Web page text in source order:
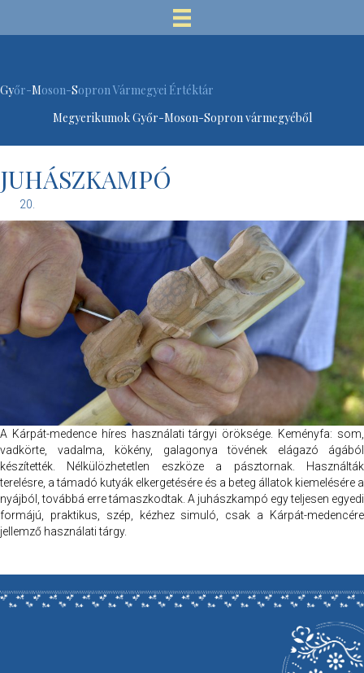
Győr-Moson-Sopron Vármegyei Értéktár
Megyerikumok Győr-Moson-Sopron vármegyéből
JUHÁSZKAMPÓ
20.
A Kárpát-medence híres használati tárgyi öröksége. Keményfa: som,
vadkörte, vadalma, kökény, galagonya tövének elágazó ágából
készítették. Nélkülözhetetlen eszköze a pásztornak. Használták
terelésre, a támadó kutyák elkergetésére és a beteg állatok kiemelésére a
nyájból, továbbá erre támaszkodtak. A juhászkampó egy teljesen egyedi
formájú, praktikus, szép, kézhez simuló, csak a Kárpát-medencére
jellemző használati tárgy.